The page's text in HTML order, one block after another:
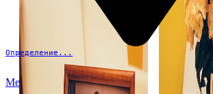
Определение...
Меню